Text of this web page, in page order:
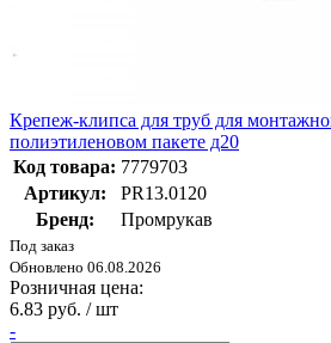
Крепеж-клипса для труб для
полиэтиленовом пакете д20
Код товара: 7779703
Артикул:
PR13.0120
Бренд:
Промрукав
Под заказ
Обновлено 06.08.2026
Розничная цена:
6.83 руб. / шт
-